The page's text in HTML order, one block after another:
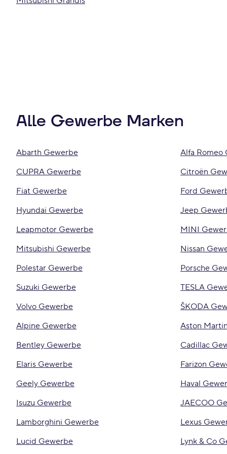
Alle Gewerbe Marken
Abarth Gewerbe Alfa Romeo
CUPRA Gewerbe
Citroën
Fiat Gewerbe
Ford
Hyundai Gewerbe
Jeep
Leapmotor Gewerbe
MINI
Mitsubishi Gewerbe
Nissan
Polestar Gewerbe
Porsche
Suzuki Gewerbe
TESLA
Volvo Gewerbe
ŠKODA
Alpine Gewerbe
Aston
Bentley Gewerbe
Cadillac
Elaris Gewerbe
Farizon
Geely Gewerbe
Haval
Isuzu Gewerbe
JAECOO
Lamborghini Gewerbe
Lexus
Lucid Gewerbe
Lynk & Co